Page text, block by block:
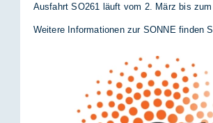
Aus­fahrt SO261 läuft vom 2. März bis zum
Wei­te­re In­for­ma­tio­nen zur SON­NE fin­den